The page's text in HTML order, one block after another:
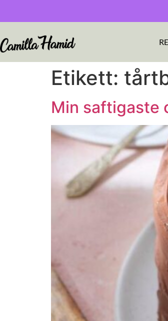
Etikett:
Min saftigaste